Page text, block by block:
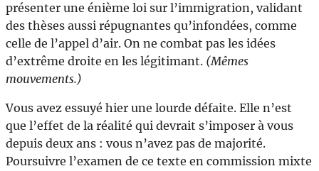
présenter une énième loi sur l’immigration, validant
des thèses aussi répugnantes qu’infondées, comme
celle de l’appel d’air. On ne combat pas les idées
d’extrême droite en les légitimant. (Mêmes
mouvements.)
Vous avez essuyé hier une lourde défaite. Elle n’est
que l’effet de la réalité qui devrait s’imposer à vous
depuis deux ans : vous n’avez pas de majorité.
Poursuivre l’examen de ce texte en commission mixte